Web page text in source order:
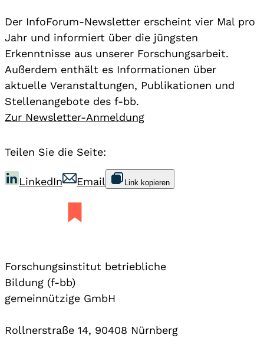
Der InfoForum-Newsletter erscheint vier Mal pro
Jahr und informiert über die jüngsten
Erkenntnisse aus unserer Forschungsarbeit.
Außerdem enthält es Informationen über
aktuelle Veranstaltungen, Publikationen und
Stellenangebote des f-bb.
Zur Newsletter-Anmeldung
Teilen Sie die Seite:
LinkedIn Email Link kopieren
Forschungsinstitut betriebliche
Bildung (f-bb)
gemeinnützige GmbH
Rollnerstraße 14, 90408 Nürnberg